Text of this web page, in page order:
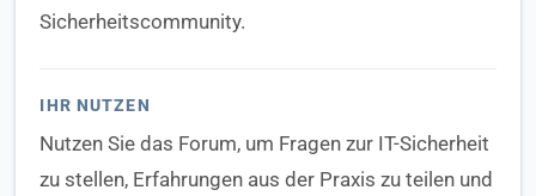
Sicherheitscommunity.
IHR NUTZEN
Nutzen Sie das Forum, um Fragen zur IT-Sicherheit
zu stellen, Erfahrungen aus der Praxis zu teilen und